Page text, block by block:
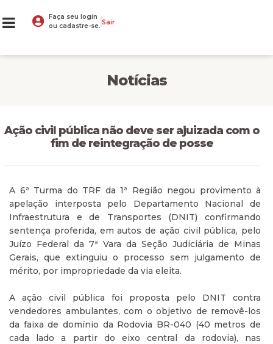
Faça seu login
ou cadastre-se. Sair
Notícias
Ação civil pública não deve ser ajuizada com o
fim de reintegração de posse
A 6ª Turma do TRF da 1ª Região negou provimento à
apelação interposta pelo Departamento Nacional de
Infraestrutura e de Transportes (DNIT) confirmando
sentença proferida, em autos de ação civil pública, pelo
Juízo Federal da 7ª Vara da Seção Judiciária de Minas
Gerais, que extinguiu o processo sem julgamento de
mérito, por impropriedade da via eleita.
A ação civil pública foi proposta pelo DNIT contra
vendedores ambulantes, com o objetivo de removê-los
da faixa de domínio da Rodovia BR-040 (40 metros de
cada lado a partir do eixo central da rodovia), nas